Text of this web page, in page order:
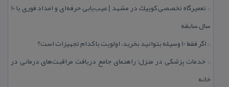
::
تعمیرگاه تخصصی كوییك در مشهد | عیب‌یابی حرفه‌ای و امداد فوری با ۱۰
سال سابقه
:: اگر فقط 10 وسیله بتوانید بخرید، اولویت با كدام تجهیزات است؟
:: خدمات پزشكی در منزل؛ راهنمای جامع دریافت مراقبت‌های درمانی در
خانه